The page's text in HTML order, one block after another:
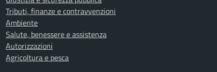
Tributi, finanze e contravvenzioni
Ambiente
Salute, benessere e assistenza
Autorizzazioni
Agricoltura e pesca